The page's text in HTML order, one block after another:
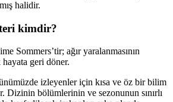
halidir.
kimdir?
Sommers’tir; ağır yaralanmasının
geri döner.
izleyenler için kısa ve öz bir bilim
Dizinin bölümlerinin ve sezonunun sınırlı